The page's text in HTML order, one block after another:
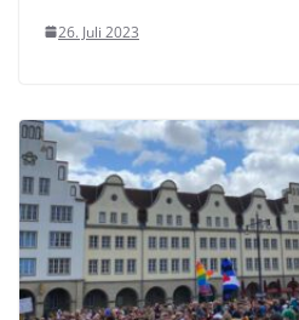
26. Juli 2023